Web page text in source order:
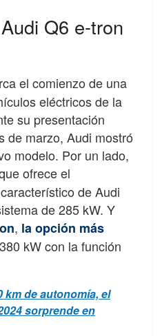
Q6 e-tron
el comienzo de una
eléctricos de la
su presentación
de marzo, Audi mostró
modelo. Por un lado,
ofrece el
de Audi
de 285 kW. Y
, la opción más
kW con la función
km de autonomía, el
sorprende en